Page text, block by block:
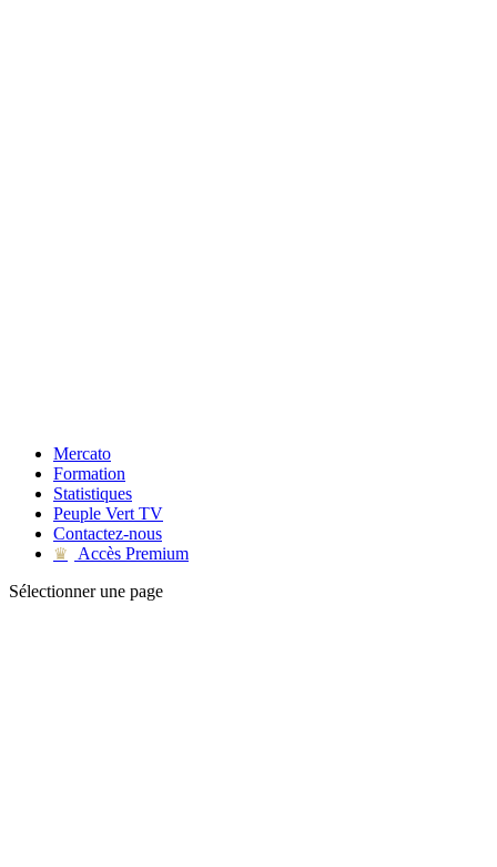
Mercato
Formation
Statistiques
Peuple Vert TV
Contactez-nous
♛
Accès Premium
Sélectionner une page